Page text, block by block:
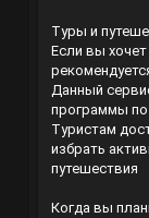
Туры и
Если вы
Данный
программы
Туристам
избрать
путешествия
Когда вы